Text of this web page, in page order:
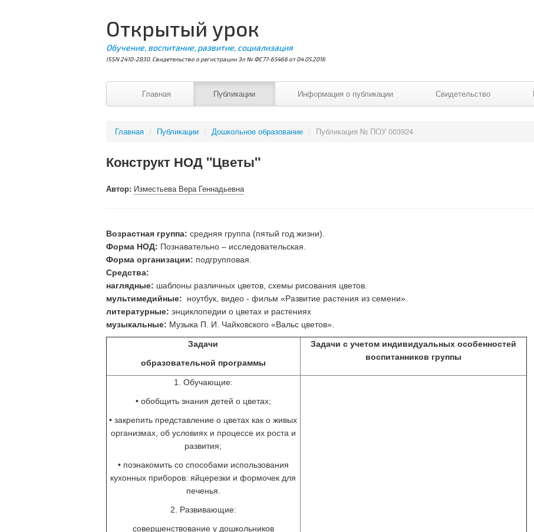
Открытый урок
Обучение, воспитание, развитие, социализация
ISSN 2410-2830. Свидетельство о регистрации Эл № ФС77-65466 от 04.05.2016
Главная Публикации Информация о публикации Свидетельство
Главная / Публикации / Дошкольное образование / Публикация № ПОУ 003924
Конструкт НОД "Цветы"
Автор: Изместьева Вера Геннадьевна
Возрастная группа: средняя группа (пятый год жизни).
Форма НОД: Познавательно – исследовательская.
Форма организации: подгрупповая.
Средства:
наглядные: шаблоны различных цветов, схемы рисования цветов.
мультимедийные: ноутбук, видео - фильм «Развитие растения из семени».
литературные: энциклопедии о цветах и растениях
музыкальные: Музыка П. И. Чайковского «Вальс цветов».
Задачи
образовательной программы
Задачи с учетом индивидуальных особенностей
воспитанников группы
1. Обучающие:
• обобщить знания детей о цветах;
• закрепить представление о цветах как о живых
организмах, об условиях и процессе их роста и
развития;
• познакомить со способами использования
кухонных приборов: яйцерезки и формочек для
печенья.
2. Развивающие:
совершенствование у дошкольников